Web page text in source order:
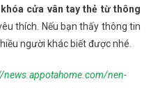
khóa cửa vân tay thẻ từ thông
thích. Nếu bạn thấy thông tin
người khác biết được nhé.
news.appotahome.com/nen-